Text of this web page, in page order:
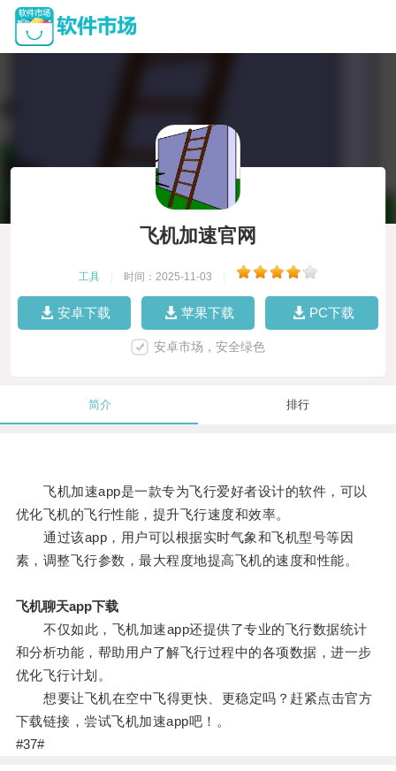
飞机加速官网
工具 时间：2025-11-03
安卓下载 苹果下载 PC下载
安卓市场，安全绿色
简介 排行
飞机加速app是一款专为飞行爱好者设计的软件，可以
优化飞机的飞行性能，提升飞行速度和效率。
通过该app，用户可以根据实时气象和飞机型号等因
素，调整飞行参数，最大程度地提高飞机的速度和性能。
飞机聊天app下载
不仅如此，飞机加速app还提供了专业的飞行数据统计
和分析功能，帮助用户了解飞行过程中的各项数据，进一步
优化飞行计划。
想要让飞机在空中飞得更快、更稳定吗？赶紧点击官方
下载链接，尝试飞机加速app吧！。
#37#